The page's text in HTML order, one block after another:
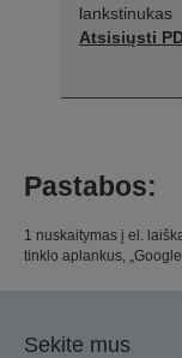
lankstinukas
Atsisiųsti
Pastabos:
1 nuskaitymas į el.
tinklo aplankus,
Sekite mus